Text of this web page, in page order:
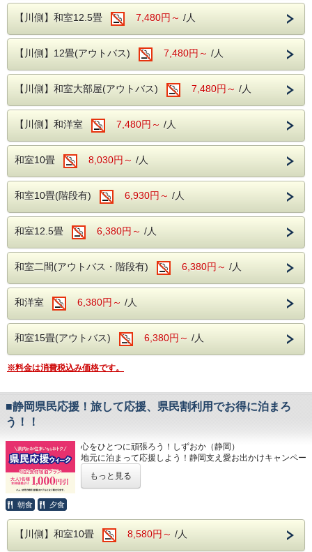
■ロビー
当館のロビーにはグランドピアノを設置しており、
時間限定でピアノを演奏する事ができます。
ロビーからは自然溢れる松川をご覧いただけます。
---ご朝食---
和洋バイキング、ソフトドリンクもサービス
---温泉---
大浴場は2箇所あり、どちらも露天風呂が併
設されております。
ビーナスからお湯が出ている洋風のエンゼル
風呂、浴槽が3つ設置されている川蝉の湯、
露天風呂はどちらも岩を使用した和風の露天
風呂となります。
---館内施設---
・【予約制】無料カラオケルーム(当日予約
・【予約無】無料卓球ルーム
での予約制)
・【有料】 ゲームコーナー
当館のロビーにはグランドピアノを設置して
おり、時間限定でピアノを演奏する事ができ
ます。
ます。
・2名様1室で、お一人様当たり本体価格より500円引き・3
名様1室で、お一人様当たり本体価格より1,000円引き・4名
様1室で、お一人様当たり本体価格より1,500円引き・5名様
以上1室でお一人様当たり本体価格より2,000円引き※最大7
名1室までとなります。
■注意事項■ ※必ずご確認下さい。
・全員が学生のグループに限ります。
※中学生・高校生はプラン対象外となります。
・チェックイン時に学生証をご提示ください。
※ご宿泊予定日までに学生証を所属校へ返却される予定の
方は、
事前に学生証の顔写真と在学証明となるページのコピー
をご持参
※顔写真のない学生証をお持ちの場合は 学生証と同じお
されている下記のいずれかをお持ちください。
・マイナンバーカード
・運転免許証
・パスポート（顔写真のコピーでも可）
・その他、公的に身分証と認められるもの
・未成年グループのご宿泊は、保護者の方の同意書を事前に
ホテルまで
ご提出ください。
・同意書は公式ホームページ最下段のリンクよりダウンロー
ドできます。
・プリンターをお持ちでない場合は施設までお問い合わせく
ださい。
その他割引券等との併用は不可となります。
---ご夕食---
和洋中のバイキングをレストランにてお楽し
ソフトドリンク・アルコールが飲み放題！
夕食時間は宿泊日の前日に確定致しますので
お電話にてご確認下さい。
---ご朝食---
和洋バイキング、ソフトドリンクもサービス
【川側】和室12.5畳 7,480円～ /人
【川側】12畳(アウトバス) 7,480円～ /人
【川側】和室大部屋(アウトバス) 7,480円～ /人
【川側】和洋室 7,480円～ /人
和室10畳 8,030円～ /人
和室10畳(階段有) 6,930円～ /人
和室12.5畳 6,380円～ /人
和室二間(アウトバス・階段有) 6,380円～ /人
和洋室 6,380円～ /人
和室15畳(アウトバス) 6,380円～ /人
※料金は消費税込み価格です。
■静岡県民応援！旅して応援、県民割利用でお得に泊まろ
う！！
心をひとつに頑張ろう！しずおか（静岡）
地元に泊まって応援しよう！静岡支え愛お出かけキャンペー
地元のお客様限定！静岡県在住の方に必見のプランのご案内
が１０００円割引になります。
もっと見る
朝食 夕食
【川側】和室10畳 8,580円～ /人